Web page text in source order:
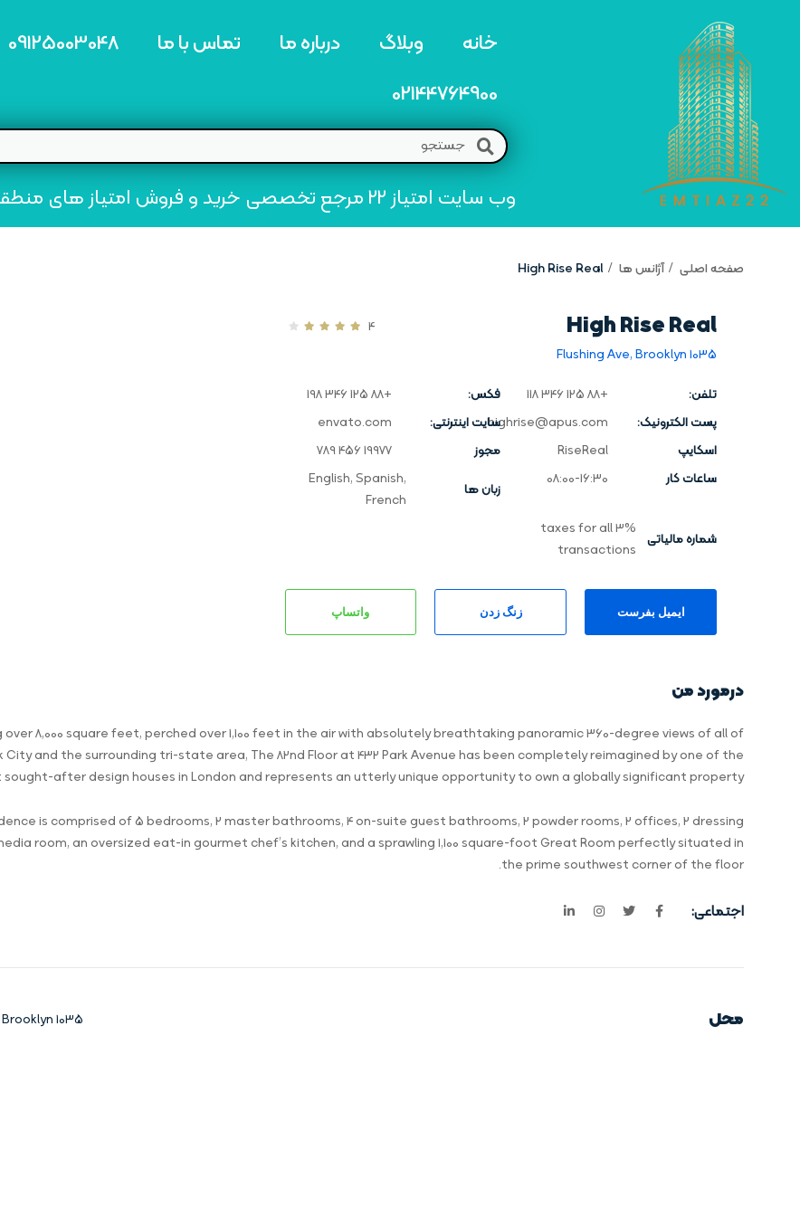
خانه وبلاگ درباره ما تماس با ما
09125003048
02144764900
وب سایت امتیاز 22 مرجع تخصصی خرید و فروش امتیاز های منطقه22
صفحه اصلی آژانس ها High Rise Real
High Rise Real
4
1035 Flushing Ave, Brooklyn
تلفن: +88 125 346 118 فکس:
+88 125 346 198
پست الکترونیک:
highrise@apus.comسایت اینترنتی:
envato.com
اسکایپ
RiseReal مجوز
19977 456 789
ساعات کار
08:00-16:30
زبان ها
English, Spanish,
French
شماره مالیاتی
3% taxes for all
transactions
ایمیل بفرست زنگ زدن واتساپ
درمورد من
over 8,000 square feet, perched over 1,100 feet in the air with absolutely breathtaking panoramic 360-degree views of all of
City and the surrounding tri-state area, The 82nd Floor at 432 Park Avenue has been completely reimagined by one of the
after design houses in London and represents an utterly unique opportunity to own a globally significant property.
is comprised of 5 bedrooms, 2 master bathrooms, 4 on-suite guest bathrooms, 2 powder rooms, 2 offices, 2 dressing
room, an oversized eat-in gourmet chef’s kitchen, and a sprawling 1,100 square-foot Great Room perfectly situated in
the prime southwest corner of the floor.
اجتماعی:
محل 1035 Flushing Ave, Brooklyn